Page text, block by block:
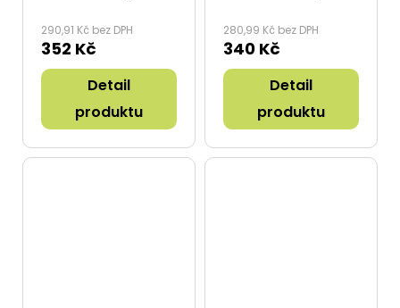
290,91 Kč bez DPH
352 Kč
Detail
produktu
280,99 Kč bez DPH
340 Kč
Detail
produktu